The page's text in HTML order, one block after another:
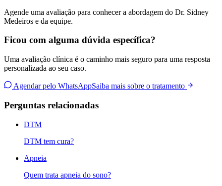
Agende uma avaliação para conhecer a abordagem do Dr. Sidney
Medeiros e da equipe.
Ficou com alguma dúvida específica?
Uma avaliação clínica é o caminho mais seguro para uma resposta
personalizada ao seu caso.
Agendar pelo WhatsAppSaiba mais sobre o tratamento
Perguntas relacionadas
DTM
DTM tem cura?
Apneia
Quem trata apneia do sono?